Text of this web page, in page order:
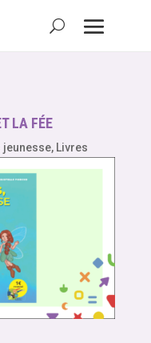
LA FÉE
jeunesse, Livres